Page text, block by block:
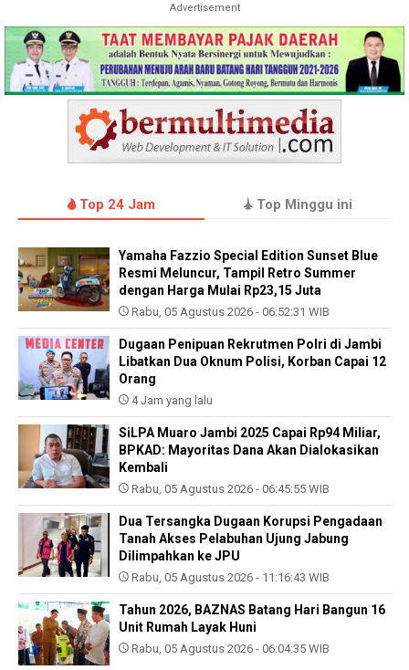
Advertisement
Top 24 Jam Top Minggu ini
Yamaha Fazzio Special Edition Sunset Blue
Resmi Meluncur, Tampil Retro Summer
dengan Harga Mulai Rp23,15 Juta
Rabu, 05 Agustus 2026 - 06:52:31 WIB
Dugaan Penipuan Rekrutmen Polri di Jambi
Libatkan Dua Oknum Polisi, Korban Capai 12
Orang
4 Jam yang lalu
SiLPA Muaro Jambi 2025 Capai Rp94 Miliar,
BPKAD: Mayoritas Dana Akan Dialokasikan
Kembali
Rabu, 05 Agustus 2026 - 06:45:55 WIB
Dua Tersangka Dugaan Korupsi Pengadaan
Tanah Akses Pelabuhan Ujung Jabung
Dilimpahkan ke JPU
Rabu, 05 Agustus 2026 - 11:16:43 WIB
Tahun 2026, BAZNAS Batang Hari Bangun 16
Unit Rumah Layak Huni
Rabu, 05 Agustus 2026 - 06:04:35 WIB